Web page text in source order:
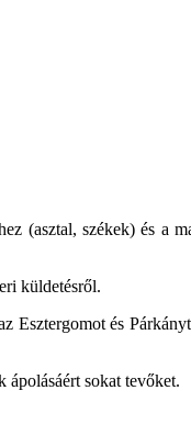
(asztal, székek) és a
küldetésről.
Esztergomot és
sokat tevőket.